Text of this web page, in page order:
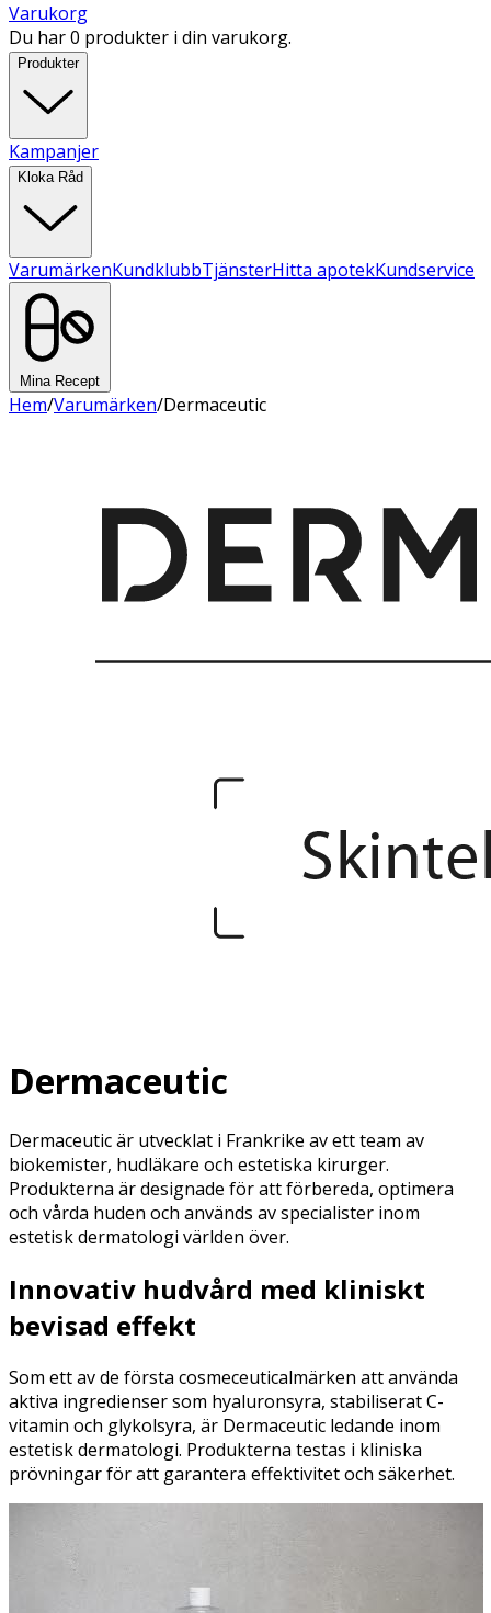
Varukorg
Du har 0 produkter i din varukorg.
Produkter
Kampanjer
Kloka Råd
VarumärkenKundklubbTjänsterHitta apotekKundservice
Mina Recept
Hem/Varumärken/Dermaceutic
Dermaceutic
Dermaceutic är utvecklat i Frankrike av ett team av
biokemister, hudläkare och estetiska kirurger.
Produkterna är designade för att förbereda, optimera
och vårda huden och används av specialister inom
estetisk dermatologi världen över.
Innovativ hudvård med kliniskt
bevisad effekt
Som ett av de första cosmeceuticalmärken att använda
aktiva ingredienser som hyaluronsyra, stabiliserat C-
vitamin och glykolsyra, är Dermaceutic ledande inom
estetisk dermatologi. Produkterna testas i kliniska
prövningar för att garantera effektivitet och säkerhet.